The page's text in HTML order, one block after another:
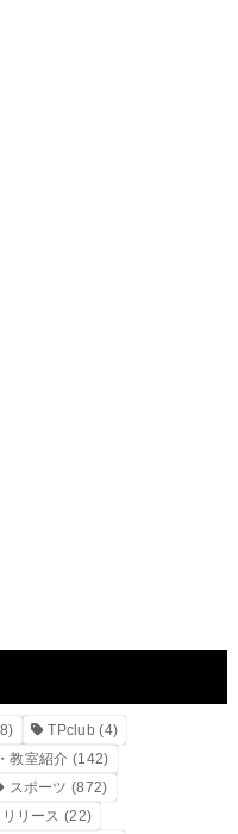
TPclub (4)
教室紹介 (142)
スポーツ (872)
リース (22)